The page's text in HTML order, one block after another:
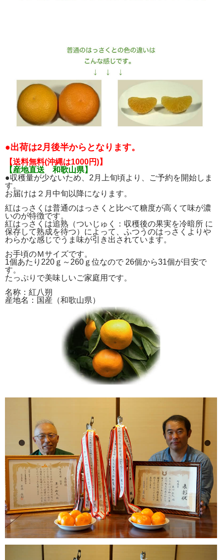
●出荷は2月後半からとなります。
【送料無料(沖縄は1000円)】
【産地直送 和歌山県】
●収穫量が少ないため、2月上旬頃より、ご予約を開始しま
す。
お届けは２月中旬以降になります。
紅はっさくは普通のはっさくと比べて糖度が高くて味が濃
いのが特徴です。
紅はっさくは追熟（ついじゅく：収穫後の果実を冷暗所 に
保存して熟成を待つ）によって、ふつうのはっさくよりや
わらかな感じでうま味が引き出されています。
お手頃のＭサイズです。
1個あたり220ｇ～260ｇ位なので 26個から31個が目安で
す。
たっぷりで美味しいご家庭用です。
名称：紅八朔
産地名：国産（和歌山県）